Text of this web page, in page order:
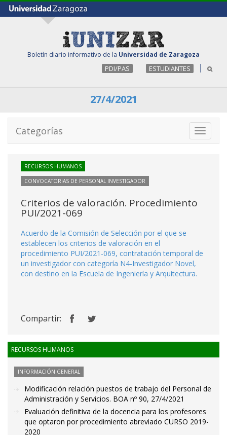
Boletín diario informativo de la Universidad de Zaragoza
PDI/PAS ESTUDIANTES
27/4/2021
Toggle
Categorías
RECURSOS HUMANOS
CONVOCATORIAS DE PERSONAL INVESTIGADOR
Criterios de valoración. Procedimiento
PUI/2021-069
Acuerdo de la Comisión de Selección por el que se
establecen los criterios de valoración en el
procedimiento PUI/2021-069, contratación temporal de
un investigador con categoría N4-Investigador Novel,
con destino en la Escuela de Ingeniería y Arquitectura.
Compartir:
RECURSOS HUMANOS
INFORMACIÓN GENERAL
Modificación relación puestos de trabajo del Personal de
Administración y Servicios. BOA nº 90, 27/4/2021
Evaluación definitiva de la docencia para los profesores
que optaron por procedimiento abreviado CURSO 2019-
2020